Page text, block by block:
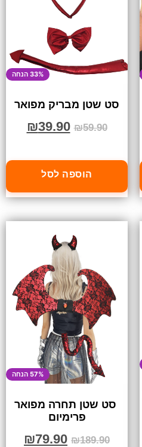
33% הנחה
סט שטן מבריק מפואר
₪59.90
₪39.90
הוספה לסל
57% הנחה
סט שטן תחרה מפואר
פרימיום
₪189.90
₪79.90